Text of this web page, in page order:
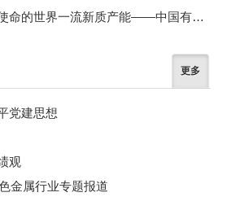
锻造无愧时代无愧使命的世界一流新质产能——中国有色金属工业的战略应对与破局之道（二）
更多
党建思想
观
金属行业专题报道